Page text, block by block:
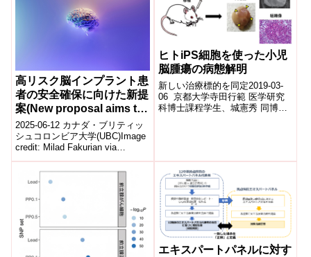
高リスク脳インプラント患
者の安全確保に向けた新提
案(New proposal aims to
protect patients with
high-risk brain implants)
2025-06-12 カナダ・ブリティッ
シュコロンビア大学(UBC)Image
credit: Milad Fakurian via
UnsplashUBCの神...
ヒトiPS細胞を使った小児
脳腫瘍の病態解明
新しい治療標的を同定2019-03-
06 京都大学寺田行範 医学研究
科博士課程学生、城憲秀 同博士
エキスパートパネルに対す